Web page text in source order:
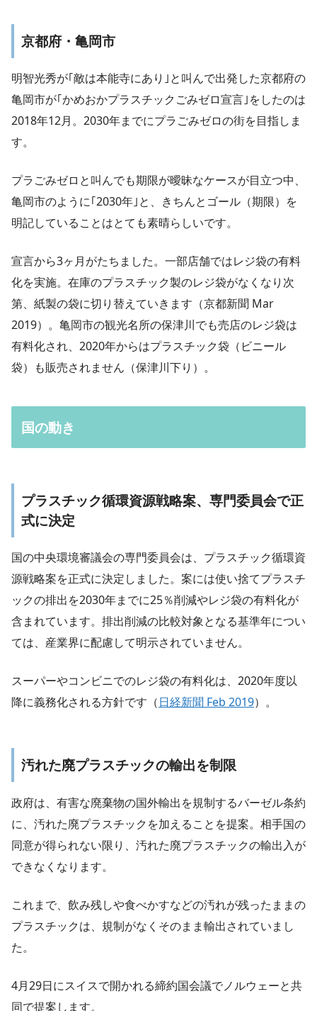
京都府・亀岡市
明智光秀が｢敵は本能寺にあり｣と叫んで出発した京都府の
亀岡市が｢かめおかプラスチックごみゼロ宣言｣をしたのは
2018年12月。2030年までにプラごみゼロの街を目指しま
す。
プラごみゼロと叫んでも期限が曖昧なケースが目立つ中、
亀岡市のように｢2030年｣と、きちんとゴール（期限）を
明記していることはとても素晴らしいです。
宣言から3ヶ月がたちました。一部店舗ではレジ袋の有料
化を実施。在庫のプラスチック製のレジ袋がなくなり次
第、紙製の袋に切り替えていきます（京都新聞 Mar
2019）。亀岡市の観光名所の保津川でも売店のレジ袋は
有料化され、2020年からはプラスチック袋（ビニール
袋）も販売されません（保津川下り）。
国の動き
プラスチック循環資源戦略案、専門委員会で正
式に決定
国の中央環境審議会の専門委員会は、プラスチック循環資
源戦略案を正式に決定しました。案には使い捨てプラスチ
ックの排出を2030年までに25％削減やレジ袋の有料化が
含まれています。排出削減の比較対象となる基準年につい
ては、産業界に配慮して明示されていません。
スーパーやコンビニでのレジ袋の有料化は、2020年度以
降に義務化される方針です（日経新聞 Feb 2019）。
汚れた廃プラスチックの輸出を制限
政府は、有害な廃棄物の国外輸出を規制するバーゼル条約
に、汚れた廃プラスチックを加えることを提案。相手国の
同意が得られない限り、汚れた廃プラスチックの輸出入が
できなくなります。
これまで、飲み残しや食べかすなどの汚れが残ったままの
プラスチックは、規制がなくそのまま輸出されていまし
た。
4月29日にスイスで開かれる締約国会議でノルウェーと共
同で提案します。